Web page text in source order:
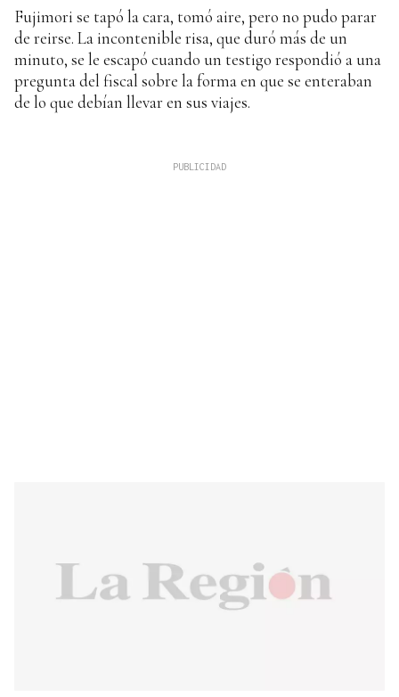
Fujimori se tapó la cara, tomó aire, pero no pudo parar
de reirse. La incontenible risa, que duró más de un
minuto, se le escapó cuando un testigo respondió a una
pregunta del fiscal sobre la forma en que se enteraban
de lo que debían llevar en sus viajes.